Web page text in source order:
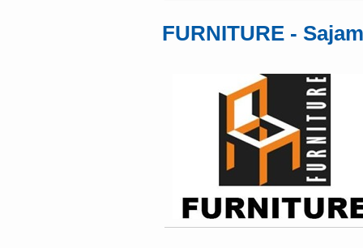
FURNITURE -